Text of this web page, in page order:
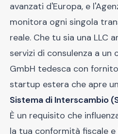
avanzati d'Europa, e
monitora ogni singola
reale. Che tu sia una LLC
servizi di consulenza a un
GmbH tedesca con
startup estera che apre
Sistema di Interscambio
È un requisito che
la tua conformità fiscale